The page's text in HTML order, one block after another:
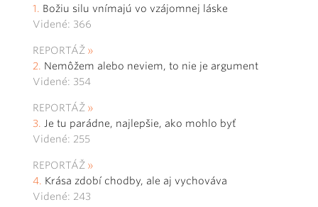
Božiu silu vnímajú vo vzájomnej láske
Videné: 366
REPORTÁŽ
Nemôžem alebo neviem, to nie je argument
Videné: 354
REPORTÁŽ
Je tu parádne, najlepšie, ako mohlo byť
Videné: 255
REPORTÁŽ
Krása zdobí chodby, ale aj vychováva
Videné: 243